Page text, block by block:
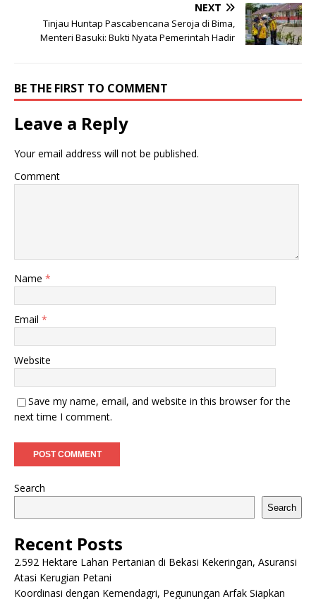
NEXT
Tinjau Huntap Pascabencana Seroja di Bima,
Menteri Basuki: Bukti Nyata Pemerintah Hadir
BE THE FIRST TO COMMENT
Leave a Reply
Your email address will not be published.
Comment
Name *
Email *
Website
Save my name, email, and website in this browser for the
next time I comment.
Search
Search
Recent Posts
2.592 Hektare Lahan Pertanian di Bekasi Kekeringan, Asuransi
Atasi Kerugian Petani
Koordinasi dengan Kemendagri, Pegunungan Arfak Siapkan